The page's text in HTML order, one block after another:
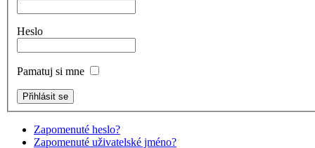
Heslo
Pamatuj si mne
Zapomenuté heslo?
Zapomenuté uživatelské jméno?